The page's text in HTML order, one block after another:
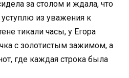
за столом и ждала, что
из уважения к
тикали часы, у Егора
с золотистым зажимом, а
где каждая строка была